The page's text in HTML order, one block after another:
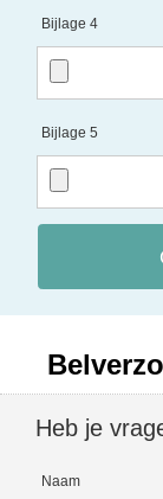
Bijlage 4
Bijlage 5
Heb je
Naam